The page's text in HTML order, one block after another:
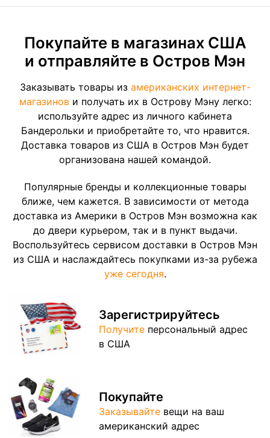
Покупайте в магазинах США
и отправляйте в Остров Мэн
Заказывать товары из американских интернет-
магазинови получать их в Острову Мэну легко:
используйте адрес из личного кабинета
Бандерольки и приобретайте то, что нравится.
Доставка товаров из США в Остров Мэн будет
организована нашей командой.
Популярные бренды и коллекционные товары
ближе, чем кажется. В зависимости от метода
доставка из Америки в Остров Мэн возможна как
до двери курьером, так и в пункт выдачи.
Воспользуйтесь сервисом доставки в Остров Мэн
из США и наслаждайтесь покупками из-за рубежа
уже сегодня.
Зарегистрируйтесь
Получите персональный адрес
в США
Покупайте
Заказывайте вещи на ваш
американский адрес